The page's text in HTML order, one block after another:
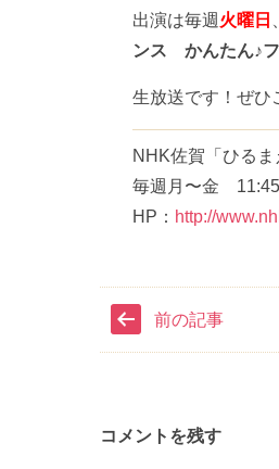
出演は毎週 火曜日
ンス かんたん♪フ
生放送です！ぜひ
NHK佐賀「ひるま
毎週月〜金
HP： http://
前の記事
コメントを残す